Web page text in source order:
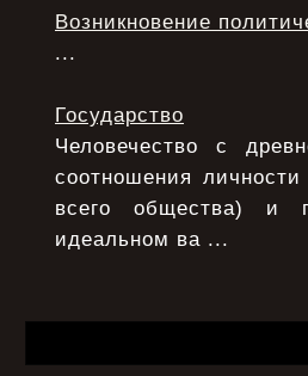
Возникновение
...
Государство
Человечество с
соотношения личности
всего общества) и
идеальном ва ...